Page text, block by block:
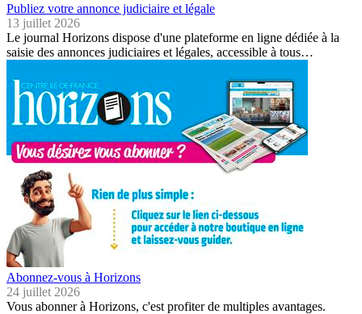
Publiez votre annonce judiciaire et légale
13 juillet 2026
Le journal Horizons dispose d'une plateforme en ligne dédiée à la
saisie des annonces judiciaires et légales, accessible à tous…
Abonnez-vous à Horizons
24 juillet 2026
Vous abonner à Horizons, c'est profiter de multiples avantages.